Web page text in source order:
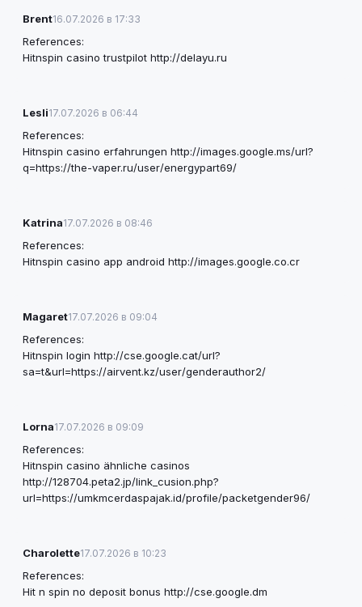
Brent16.07.2026 в 17:33
References:
Hitnspin casino trustpilot http://delayu.ru
Lesli17.07.2026 в 06:44
References:
Hitnspin casino erfahrungen http://images.google.ms/url?
q=https://the-vaper.ru/user/energypart69/
Katrina17.07.2026 в 08:46
References:
Hitnspin casino app android http://images.google.co.cr
Magaret17.07.2026 в 09:04
References:
Hitnspin login http://cse.google.cat/url?
sa=t&url=https://airvent.kz/user/genderauthor2/
Lorna17.07.2026 в 09:09
References:
Hitnspin casino ähnliche casinos
http://128704.peta2.jp/link_cusion.php?
url=https://umkmcerdaspajak.id/profile/packetgender96/
Charolette17.07.2026 в 10:23
References:
Hit n spin no deposit bonus http://cse.google.dm